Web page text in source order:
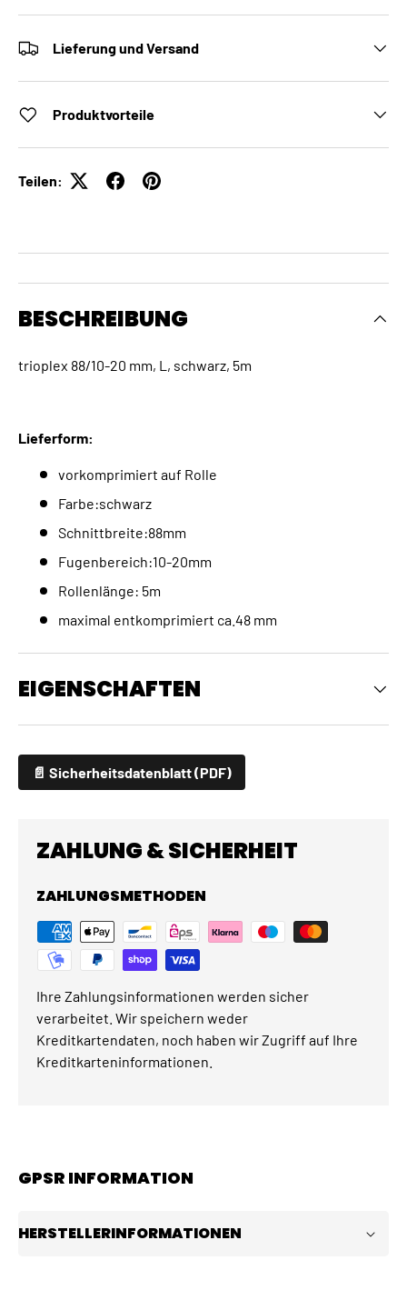
Lieferung und Versand
Produktvorteile
Teilen:
BESCHREIBUNG
trioplex 88/10-20 mm, L, schwarz, 5m
Lieferform:
vorkomprimiert auf Rolle
Farbe:schwarz
Schnittbreite:88mm
Fugenbereich:10-20mm
Rollenlänge: 5m
maximal entkomprimiert ca.48 mm
EIGENSCHAFTEN
📄 Sicherheitsdatenblatt (PDF)
ZAHLUNG & SICHERHEIT
ZAHLUNGSMETHODEN
Ihre Zahlungsinformationen werden sicher
verarbeitet. Wir speichern weder
Kreditkartendaten, noch haben wir Zugriff auf Ihre
Kreditkarteninformationen.
GPSR INFORMATION
HERSTELLERINFORMATIONEN